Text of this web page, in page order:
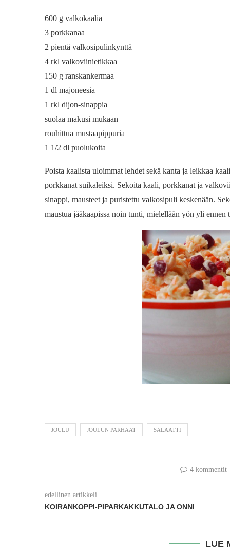
600 g valkokaalia
3 porkkanaa
2 pientä valkosipulinkynttä
4 rkl valkoviinietikkaa
150 g ranskankermaa
1 dl majoneesia
1 rkl dijon-sinappia
suolaa makusi mukaan
rouhittua mustaapippuria
1 1/2 dl puolukoita
Poista kaalista uloimmat lehdet sekä kanta ja leikkaa
porkkanat suikaleiksi. Sekoita kaali, porkkanat ja
sinappi, mausteet ja puristettu valkosipuli keskenään.
maustua jääkaapissa noin tunti, mielellään yön yli
JOULU JOULUN PARHAAT SALAATTI
4 kommentit
edellinen artikkeli
KOIRANKOPPI-PIPARKAKKUTALO JA ONNI
LUE